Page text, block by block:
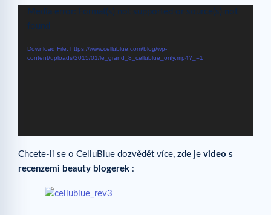
Video
Player
Media error: Format(s) not supported or source(s) not
found
Download File: https://www.cellublue.com/blog/wp-
content/uploads/2015/01/le_grand_8_cellublue_only.mp4?_=1
Chcete-li se o CelluBlue dozvědět více, zde je video s
recenzemi beauty blogerek :